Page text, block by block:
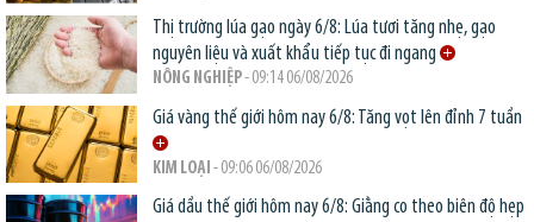
Thị trường lúa gạo ngày 6/8: Lúa tươi tăng nhẹ, gạo
nguyên liệu và xuất khẩu tiếp tục đi ngang
NÔNG NGHIỆP- 09:14 06/08/2026
Giá vàng thế giới hôm nay 6/8: Tăng vọt lên đỉnh 7 tuần
KIM LOẠI - 09:06 06/08/2026
Giá dầu thế giới hôm nay 6/8: Giằng co theo biên độ hẹp